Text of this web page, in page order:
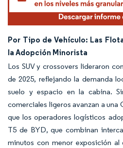
Por Tipo de Vehículo: Las
la Adopción Minorista
Los SUV y crossovers lideraron
de 2025, reflejando la demanda
suelo y espacio en la cabina.
comerciales ligeros avanzan a una
que los operadores logísticos
T5 de BYD, que combinan
minutos con menor exposición al